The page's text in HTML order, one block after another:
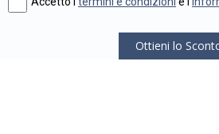
Ottieni lo